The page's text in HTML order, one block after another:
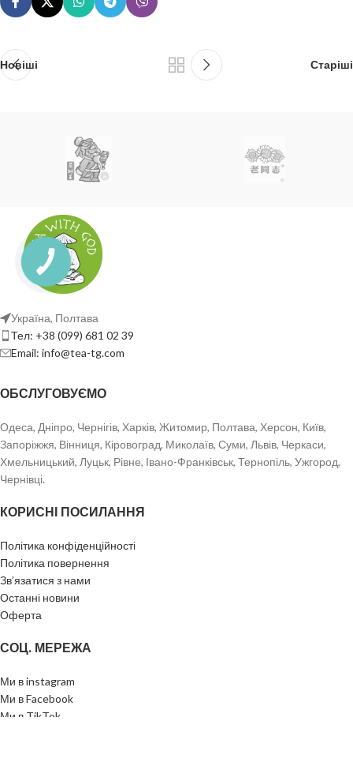
Новіші Старіші
Україна, Полтава
Тел: +38 (099) 681 02 39
Email: info@tea-tg.com
ОБСЛУГОВУЄМО
Одеса, Дніпро, Чернігів, Харків, Житомир, Полтава, Херсон, Київ,
Запоріжжя, Вінниця, Кіровоград, Миколаїв, Суми, Львів, Черкаси,
Хмельницький, Луцьк, Рівне, Івано-Франківськ, Тернопіль, Ужгород,
Чернівці.
КОРИСНІ ПОСИЛАННЯ
Політика конфіденційності
Політика повернення
Зв’язатися з нами
Останні новини
Оферта
СОЦ. МЕРЕЖА
Ми в instagram
Ми в Facebook
Ми в TikTok